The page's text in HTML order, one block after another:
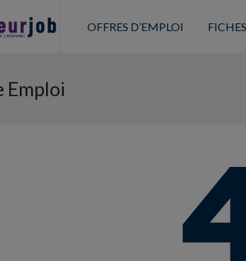
OFFRES D’EMPLOI
Emploi